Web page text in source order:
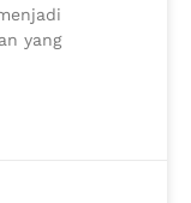
yang